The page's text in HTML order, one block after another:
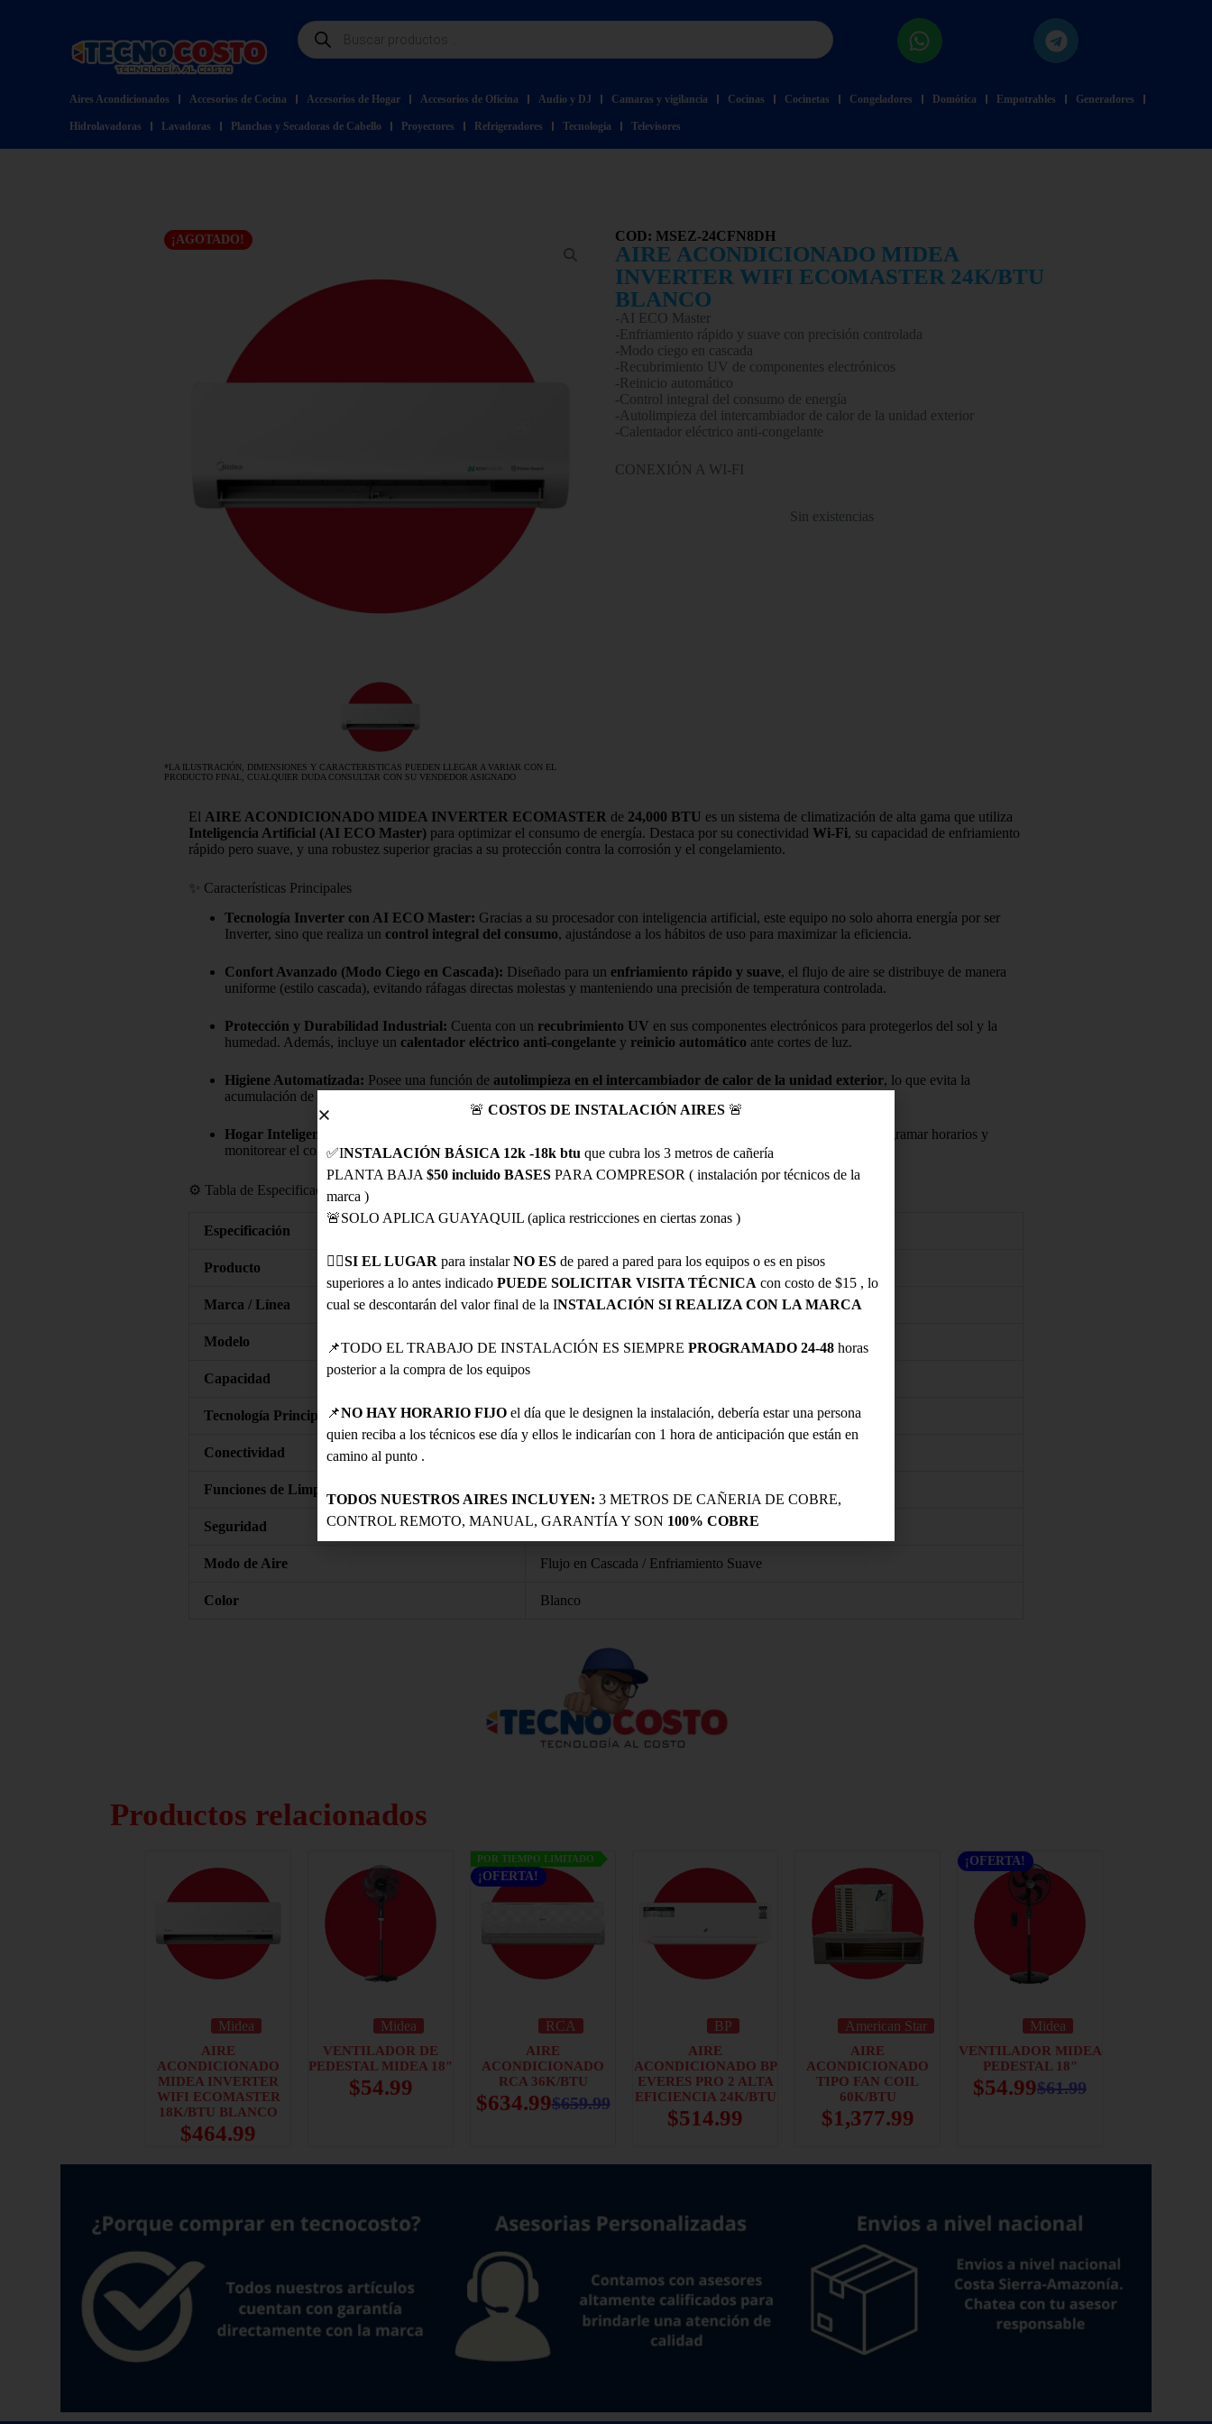
Aires Acondicionados Accesorios de Cocina Accesorios de Hogar Accesorios de Oficina Audio y DJ Camaras y vigilancia Cocinas Cocinetas Congeladores Domótica Empotrables Generadores
Hidrolavadoras Lavadoras Planchas y Secadoras de Cabello Proyectores Refrigeradores Tecnología Televisores
¡AGOTADO!
*LA ILUSTRACIÓN, DIMENSIONES Y CARACTERISTICAS PUEDEN LLEGAR A VARIAR CON EL
PRODUCTO FINAL, CUALQUIER DUDA CONSULTAR CON SU VENDEDOR ASIGNADO
COD: MSEZ-24CFN8DH
AIRE ACONDICIONADO MIDEA
INVERTER WIFI ECOMASTER 24K/BTU
BLANCO
-AI ECO Master
-Enfriamiento rápido y suave con precisión controlada
-Modo ciego en cascada
-Recubrimiento UV de componentes electrónicos
-Reinicio automático
-Control integral del consumo de energía
-Autolimpieza del intercambiador de calor de la unidad exterior
-Calentador eléctrico anti-congelante
CONEXIÓN A WI-FI
Sin existencias
El AIRE ACONDICIONADO MIDEA INVERTER ECOMASTER de 24,000 BTU es un sistema de climatización de alta gama que utiliza
Inteligencia Artificial (AI ECO Master)para optimizar el consumo de energía. Destaca por su conectividad Wi-Fi, su capacidad de enfriamiento
rápido pero suave, y una robustez superior gracias a su protección contra la corrosión y el congelamiento.
✨ Características Principales
Tecnología Inverter con AI ECO Master: Gracias a su procesador con inteligencia artificial, este equipo no solo ahorra energía por ser
Inverter, sino que realiza un control integral del consumo, ajustándose a los hábitos de uso para maximizar la eficiencia.
Confort Avanzado (Modo Ciego en Cascada): Diseñado para un enfriamiento rápido y suave, el flujo de aire se distribuye de manera
uniforme (estilo cascada), evitando ráfagas directas molestas y manteniendo una precisión de temperatura controlada.
Protección y Durabilidad Industrial: Cuenta con un recubrimiento UV en sus componentes electrónicos para protegerlos del sol y la
humedad. Además, incluye un calentador eléctrico anti-congelantey reinicio automático ante cortes de luz.
Higiene Automatizada: Posee una función de autolimpieza en el intercambiador de calor de la unidad exterior, lo que evita la
acumulación de suciedad y mantiene el rendimiento del equipo por más tiempo.
Hogar Inteligente:
integrada permite controlar el aire acondicionado desde tu smartphone, programar horarios y
monitorear el consumo de energía desde cualquier lugar.
⚙️ Tabla de Especificaciones
Especificación Valor
Producto Aire Acondicionado Inverter
Marca / Línea Midea / EcoMaster
Modelo MSEZ-24CFN8DH
Capacidad
Tecnología Principal Inverter con AI ECO Master
Conectividad
Funciones de Limpieza Autolimpieza (Unidad Exterior)
Seguridad Recubrimiento UV / Anti-congelante
Modo de Aire Flujo en Cascada / Enfriamiento Suave
Color Blanco
Productos relacionados
Midea
AIRE
ACONDICIONADO
MIDEA INVERTER
WIFI ECOMASTER
18K/BTU BLANCO
$464.99
Midea
VENTILADOR DE
PEDESTAL MIDEA 18″
$54.99
POR TIEMPO LIMITADO
¡OFERTA!
RCA
AIRE
ACONDICIONADO
RCA 36K/BTU
$659.99
$634.99
BP
AIRE
ACONDICIONADO BP
EVERES PRO 2 ALTA
EFICIENCIA 24K/BTU
$514.99
American Star
AIRE
ACONDICIONADO
TIPO FAN COIL
60K/BTU
$1,377.99
¡OFERTA!
Midea
VENTILADOR MIDEA
PEDESTAL 18″
$61.99
$54.99
🚨 COSTOS DE INSTALACIÓN AIRES 🚨
✅INSTALACIÓN BÁSICA 12k -18k btu que cubra los 3 metros de cañería
PLANTA BAJA $50 incluido BASES PARA COMPRESOR ( instalación por técnicos de la
marca )
🚨SOLO APLICA GUAYAQUIL (aplica restricciones en ciertas zonas )
👉🏻SI EL LUGAR para instalarNO ES de pared a pared para los equipos o es en pisos
superiores a lo antes indicado PUEDE SOLICITAR VISITA TÉCNICA con costo de $15 , lo
cual se descontarán del valor final de la INSTALACIÓN SI REALIZA CON LA MARCA
📌TODO EL TRABAJO DE INSTALACIÓN ES SIEMPRE PROGRAMADO 24-48 horas
posterior a la compra de los equipos
📌NO HAY HORARIO FIJO el día que le designen la instalación, debería estar una persona
quien reciba a los técnicos ese día y ellos le indicarían con 1 hora de anticipación que están en
camino al punto .
TODOS NUESTROS AIRES INCLUYEN: 3 METROS DE CAÑERIA DE COBRE,
CONTROL REMOTO, MANUAL, GARANTÍA Y SON 100% COBRE